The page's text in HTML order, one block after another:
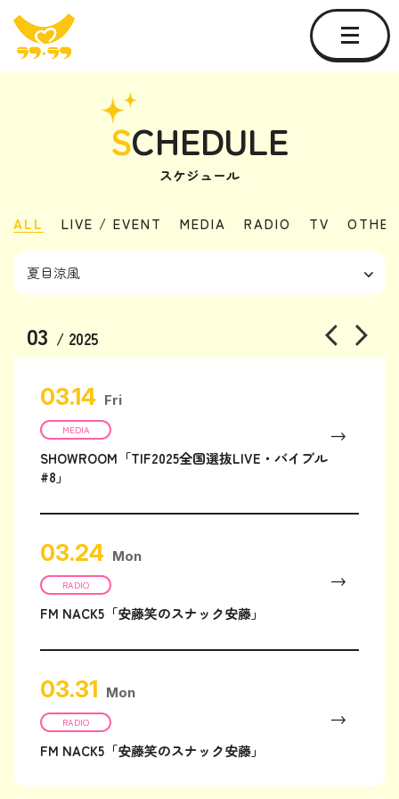
SCHEDULE
スケジュール
ALL LIVE / EVENT MEDIA RADIO TV OTHER
03 / 2025
03.14 Fri
MEDIA
SHOWROOM「TIF2025全国選抜LIVE・バイブル
#8」
03.24 Mon
RADIO
FM NACK5「安藤笑のスナック安藤」
03.31 Mon
RADIO
FM NACK5「安藤笑のスナック安藤」